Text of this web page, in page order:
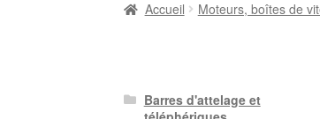
Accueil Moteurs, boîtes de
Barres d'attelage et